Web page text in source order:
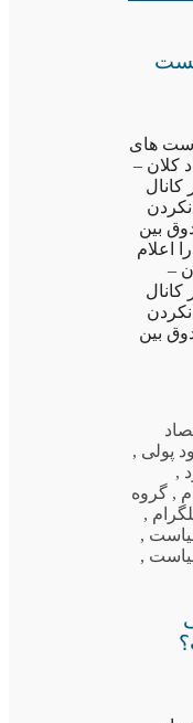
های
کلان –
بین
اعلام
–
بین
پولی ,
,
, گروه
,
,
,